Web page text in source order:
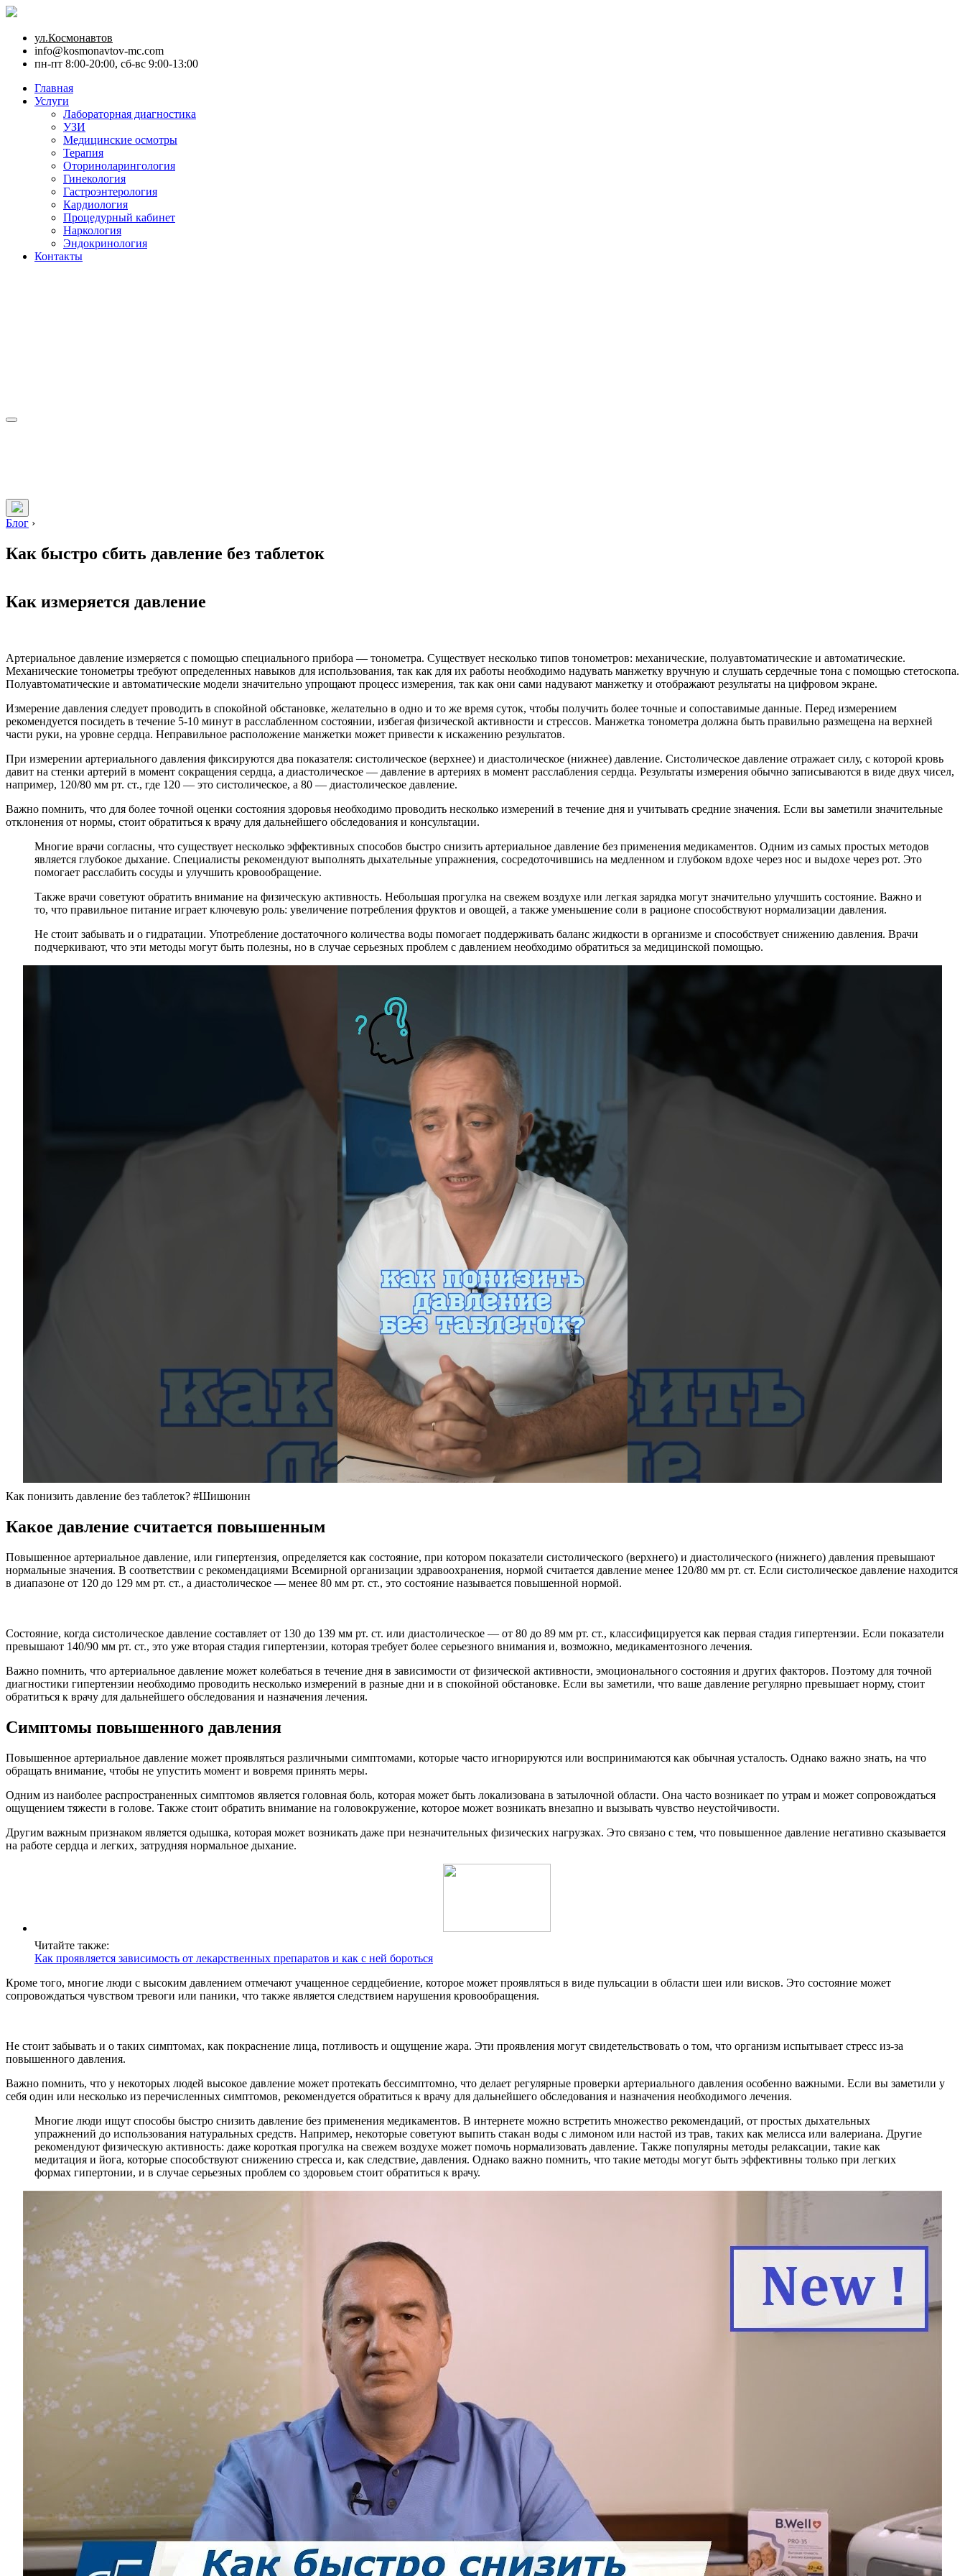
ул.Космонавтов
info@kosmonavtov-mc.com
пн-пт 8:00-20:00, сб-вс 9:00-13:00
Главная
Услуги
Лабораторная диагностика
УЗИ
Медицинские осмотры
Терапия
Оториноларингология
Гинекология
Гастроэнтерология
Кардиология
Процедурный кабинет
Наркология
Эндокринология
Контакты
Блог ›
Как быстро сбить давление без таблеток
Как измеряется давление
Артериальное давление измеряется с помощью специального прибора — тонометра. Существует несколько типов тонометров: механические, полуавтоматические и автоматические.
Механические тонометры требуют определенных навыков для использования, так как для их работы необходимо надувать манжетку вручную и слушать сердечные тона с помощью стетоскопа.
Полуавтоматические и автоматические модели значительно упрощают процесс измерения, так как они сами надувают манжетку и отображают результаты на цифровом экране.
Измерение давления следует проводить в спокойной обстановке, желательно в одно и то же время суток, чтобы получить более точные и сопоставимые данные. Перед измерением
рекомендуется посидеть в течение 5-10 минут в расслабленном состоянии, избегая физической активности и стрессов. Манжетка тонометра должна быть правильно размещена на верхней
части руки, на уровне сердца. Неправильное расположение манжетки может привести к искажению результатов.
При измерении артериального давления фиксируются два показателя: систолическое (верхнее) и диастолическое (нижнее) давление. Систолическое давление отражает силу, с которой кровь
давит на стенки артерий в момент сокращения сердца, а диастолическое — давление в артериях в момент расслабления сердца. Результаты измерения обычно записываются в виде двух чисел,
например, 120/80 мм рт. ст., где 120 — это систолическое, а 80 — диастолическое давление.
Важно помнить, что для более точной оценки состояния здоровья необходимо проводить несколько измерений в течение дня и учитывать средние значения. Если вы заметили значительные
отклонения от нормы, стоит обратиться к врачу для дальнейшего обследования и консультации.
Многие врачи согласны, что существует несколько эффективных способов быстро снизить артериальное давление без применения медикаментов. Одним из самых простых методов
является глубокое дыхание. Специалисты рекомендуют выполнять дыхательные упражнения, сосредоточившись на медленном и глубоком вдохе через нос и выдохе через рот. Это
помогает расслабить сосуды и улучшить кровообращение.
Также врачи советуют обратить внимание на физическую активность. Небольшая прогулка на свежем воздухе или легкая зарядка могут значительно улучшить состояние. Важно и
то, что правильное питание играет ключевую роль: увеличение потребления фруктов и овощей, а также уменьшение соли в рационе способствуют нормализации давления.
Не стоит забывать и о гидратации. Употребление достаточного количества воды помогает поддерживать баланс жидкости в организме и способствует снижению давления. Врачи
подчеркивают, что эти методы могут быть полезны, но в случае серьезных проблем с давлением необходимо обратиться за медицинской помощью.
Как понизить давление без таблеток? #Шишонин
Какое давление считается повышенным
Повышенное артериальное давление, или гипертензия, определяется как состояние, при котором показатели систолического (верхнего) и диастолического (нижнего) давления превышают
нормальные значения. В соответствии с рекомендациями Всемирной организации здравоохранения, нормой считается давление менее 120/80 мм рт. ст. Если систолическое давление находится
в диапазоне от 120 до 129 мм рт. ст., а диастолическое — менее 80 мм рт. ст., это состояние называется повышенной нормой.
Состояние, когда систолическое давление составляет от 130 до 139 мм рт. ст. или диастолическое — от 80 до 89 мм рт. ст., классифицируется как первая стадия гипертензии. Если показатели
превышают 140/90 мм рт. ст., это уже вторая стадия гипертензии, которая требует более серьезного внимания и, возможно, медикаментозного лечения.
Важно помнить, что артериальное давление может колебаться в течение дня в зависимости от физической активности, эмоционального состояния и других факторов. Поэтому для точной
диагностики гипертензии необходимо проводить несколько измерений в разные дни и в спокойной обстановке. Если вы заметили, что ваше давление регулярно превышает норму, стоит
обратиться к врачу для дальнейшего обследования и назначения лечения.
Симптомы повышенного давления
Повышенное артериальное давление может проявляться различными симптомами, которые часто игнорируются или воспринимаются как обычная усталость. Однако важно знать, на что
обращать внимание, чтобы не упустить момент и вовремя принять меры.
Одним из наиболее распространенных симптомов является головная боль, которая может быть локализована в затылочной области. Она часто возникает по утрам и может сопровождаться
ощущением тяжести в голове. Также стоит обратить внимание на головокружение, которое может возникать внезапно и вызывать чувство неустойчивости.
Другим важным признаком является одышка, которая может возникать даже при незначительных физических нагрузках. Это связано с тем, что повышенное давление негативно сказывается
на работе сердца и легких, затрудняя нормальное дыхание.
Читайте также:
Как проявляется зависимость от лекарственных препаратов и как с ней бороться
Кроме того, многие люди с высоким давлением отмечают учащенное сердцебиение, которое может проявляться в виде пульсации в области шеи или висков. Это состояние может
сопровождаться чувством тревоги или паники, что также является следствием нарушения кровообращения.
Не стоит забывать и о таких симптомах, как покраснение лица, потливость и ощущение жара. Эти проявления могут свидетельствовать о том, что организм испытывает стресс из-за
повышенного давления.
Важно помнить, что у некоторых людей высокое давление может протекать бессимптомно, что делает регулярные проверки артериального давления особенно важными. Если вы заметили у
себя один или несколько из перечисленных симптомов, рекомендуется обратиться к врачу для дальнейшего обследования и назначения необходимого лечения.
Многие люди ищут способы быстро снизить давление без применения медикаментов. В интернете можно встретить множество рекомендаций, от простых дыхательных
упражнений до использования натуральных средств. Например, некоторые советуют выпить стакан воды с лимоном или настой из трав, таких как мелисса или валериана. Другие
рекомендуют физическую активность: даже короткая прогулка на свежем воздухе может помочь нормализовать давление. Также популярны методы релаксации, такие как
медитация и йога, которые способствуют снижению стресса и, как следствие, давления. Однако важно помнить, что такие методы могут быть эффективны только при легких
формах гипертонии, и в случае серьезных проблем со здоровьем стоит обратиться к врачу.